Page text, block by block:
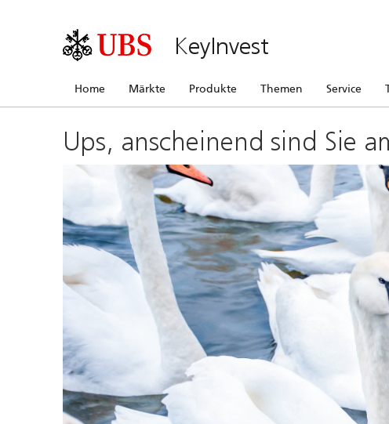
KeyInvest
Home Märkte Produkte Themen Service
Ups, anscheinend sind Sie